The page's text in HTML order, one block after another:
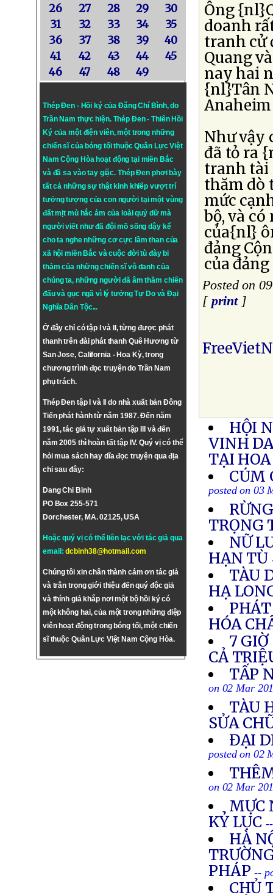
26
27 28 29
30
31
32 33 34
35
36
37 38 39
40
41
42 43 44
45
46
47 48 49
Thép Đen - Hồi ký của Đặng Chí Bình, do
Trần Nam thực hiện. Thép Đen- Thiên Hồi
Ký của một điện viên, một trong những
chiến sĩ của bóng tối thuộc Quân Lực Việt
Nam Cộng Hòa hoạt động tại miền Bắc
và đã sa vào tay giặc. Thép Đen phơi bày
tất cả những sự thật kinh khiếp vượt trí
tưởng tượng của con người tại một vùng
đất mịt mù hắc ám của loài quỷ dữ mà
người viết như đã đội mồ sống dậy kể
cho ta nghe những cơ cực lầm than của
xã hội miền Bắc và cuộc đời tù đày bi
thảm của những chiến sĩ vô danh của
chúng ta, những người đã âm thầm chiến
đấu và gục ngã vì lý tưởngTự DovàĐại
Nghĩa Dân Tộc...
Ở đây chỉ có tập I và II, từng được phát
thanh trên đài phát thanh Quê Hương từ
San Jose, California - Hoa Kỳ, trong
chương trình đọc truyện do Trần Nam
phụ trách.
Thép Đen tập I và II do nhà xuất bản Đông
Tiến phát hành từ năm 1987. Đến năm
1991, tác giả tự xuất bản tập III và đến
năm 2005 thì hoàn tất tập IV. Quý vị có thể
hỏi mua sách hay dĩa đọc truyện qua địa
chỉ sau đây:
Dang Chi Binh
PO Box 255-571
Dorchester, MA. 02125, USA
Hoặc quý vị có thể liên lạc với tác giả qua
email:dcbinh38@hotmail.com
Chúng tôi xin chân thành cám ơn tác giả
và trân trọng giới thiệu đến quý độc giả
và thính giả khắp nơi một bộ hồi ký có
một không hai, của một trong những điệp
viên hoạt động trong bóng tối, một chiến
sĩ thuộc Quân Lực Việt Nam Cộng Hòa.
Ông
doanh
tranh cử
Quang
nay hai
{nl}Tân
Như vậy
đã tỏ ra
tranh tài
thăm dò
mức
bộ, và
của{nl}
đảng
của
Posted on
[ print]
HỘI
VINH
TẠI
CÚM
posted on 03
TRỌNG
NỮ
HẠN TÙ
TÀU
HẠ
HÓA
7
CẢ
TẤP
on 02 Mar
TÀU
SỬA
ĐẠI
posted on 02
on 02 Mar
MỰC
KỶ LỤC
HÀ
PHÁP --
CHỦ